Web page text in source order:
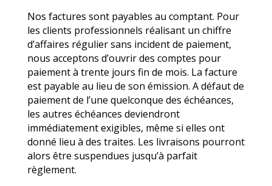
Nos factures sont payables au comptant. Pour
les clients professionnels réalisant un chiffre
d’affaires régulier sans incident de paiement,
nous acceptons d’ouvrir des comptes pour
paiement à trente jours fin de mois. La facture
est payable au lieu de son émission. A défaut de
paiement de l’une quelconque des échéances,
les autres échéances deviendront
immédiatement exigibles, même si elles ont
donné lieu à des traites. Les livraisons pourront
alors être suspendues jusqu’à parfait
règlement.